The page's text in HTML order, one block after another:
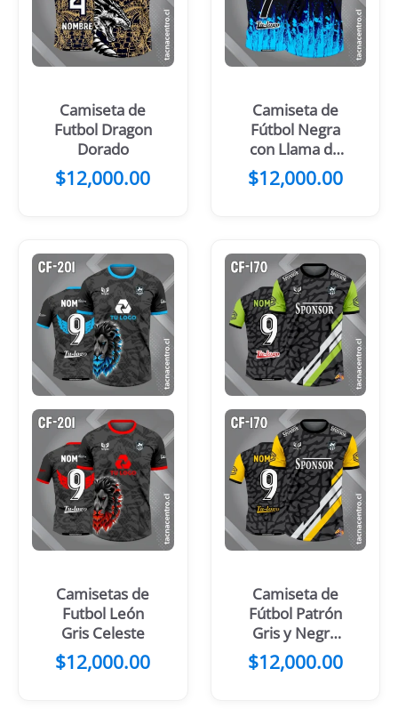
Camiseta de
Futbol Dragon
Dorado
$12,000.00
Camiseta de
Fútbol Negra
con Llama de
Fuego Naranja
$12,000.00
Camisetas de
Futbol León
Gris Celeste
$12,000.00
Camiseta de
Fútbol Patrón
Gris y Negro
Franjas Verdes
Blancas
$12,000.00